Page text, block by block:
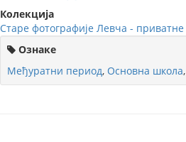
Колекција
Старе фотографије Левча - приватне
Ознаке
Међуратни период, Основна школа,